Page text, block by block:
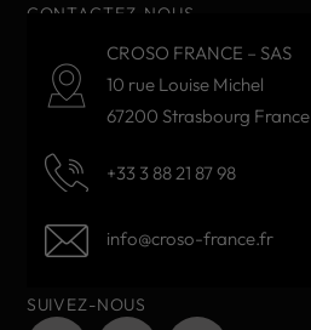
CONTACTEZ-NOUS
CROSO FRANCE – SAS
10 rue Louise Michel
67200 Strasbourg France
+33 3 88 21 87 98
info@croso-france.fr
SUIVEZ-NOUS